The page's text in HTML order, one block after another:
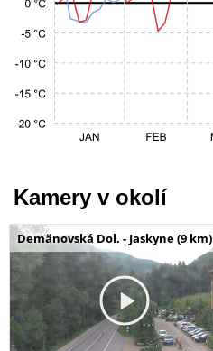
Kamery v okolí
Demänovská Dol. - Jaskyne (9 km)